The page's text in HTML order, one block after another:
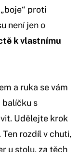
proti
není jen o
k vlastnímu
a ruka se vám
balíčku s
Udělejte krok
rozdíl v chuti,
u stolu, za těch